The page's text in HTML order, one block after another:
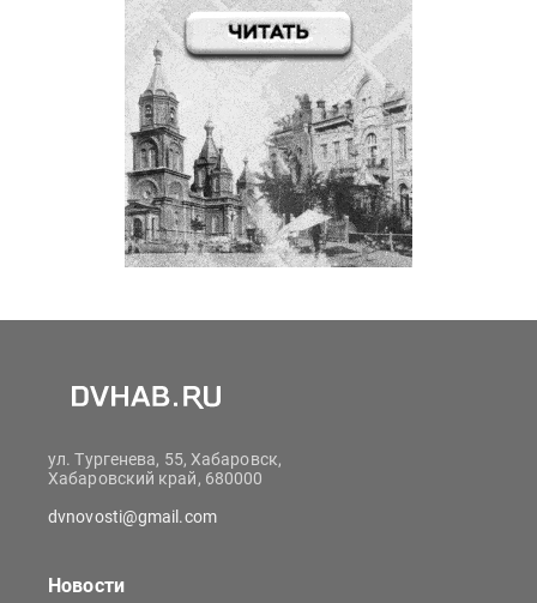
ул. Тургенева, 55, Хабаровск,
Хабаровский край, 680000
dvnovosti@gmail.com
Новости